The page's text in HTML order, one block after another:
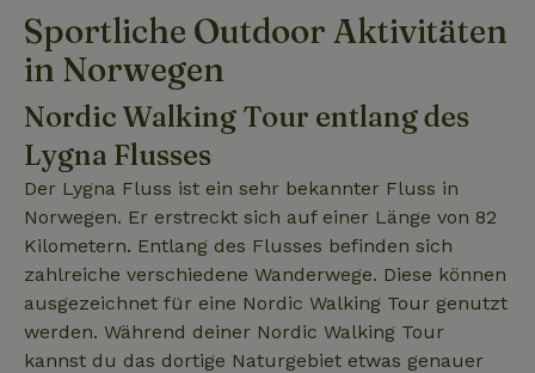
Sportliche Outdoor Aktivitäten
in Norwegen
Nordic Walking Tour entlang des
Lygna Flusses
Der Lygna Fluss ist ein sehr bekannter Fluss in
Norwegen. Er erstreckt sich auf einer Länge von 82
Kilometern. Entlang des Flusses befinden sich
zahlreiche verschiedene Wanderwege. Diese können
ausgezeichnet für eine Nordic Walking Tour genutzt
werden. Während deiner Nordic Walking Tour
kannst du das dortige Naturgebiet etwas genauer
_nhftconstraint_search-
lowest-price
_nhftconstraint_translations www.naturhaeuschen.de
_nhftconstraint_search-
geo-json
www.naturhaeuschen.de